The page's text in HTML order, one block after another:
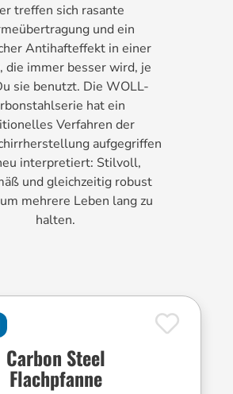
treffen sich rasante
und ein
Antihafteffekt in einer
die immer besser wird, je
sie benutzt. Die WOLL-
hat ein
Verfahren der
aufgegriffen
interpretiert: Stilvoll,
und gleichzeitig robust
mehrere Leben lang zu
halten.
Carbon Steel
Flachpfanne